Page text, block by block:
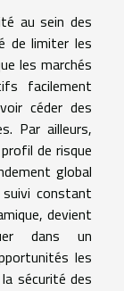
au sein des
de limiter les
les marchés
facilement
céder des
Par ailleurs,
de risque
global
constant
devient
dans un
les
sécurité des